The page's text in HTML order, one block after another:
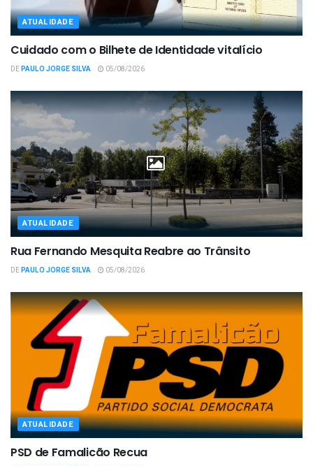
ATUALIDADE
Cuidado com o Bilhete de Identidade vitalício
DEPAULO JORGE SILVA 05/08/2026
ATUALIDADE
Rua Fernando Mesquita Reabre ao Trânsito
DEPAULO JORGE SILVA 05/08/2026
ATUALIDADE
PSD de Famalicão Recua